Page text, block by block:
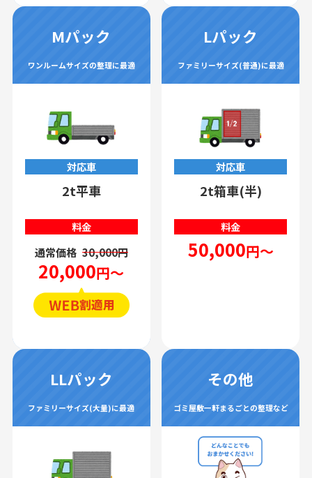
Mパック
ワンルームサイズの整理に最適
対応車
2t平車
料金
通常価格 30,000円
20,000円～
Lパック
ファミリーサイズ(普通)に最適
対応車
2t箱車(半)
料金
50,000円～
LLパック
ファミリーサイズ(大量)に最適
その他
ゴミ屋敷一軒まるごとの整理など